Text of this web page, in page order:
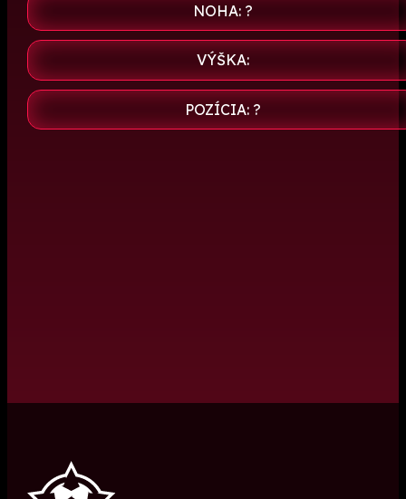
NOHA: ?
VÝŠKA:
POZÍCIA: ?